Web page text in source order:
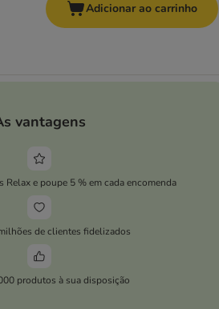
Adicionar ao carrinho
vantagens
e poupe 5 % em cada encomenda
de clientes fidelizados
produtos à sua disposição